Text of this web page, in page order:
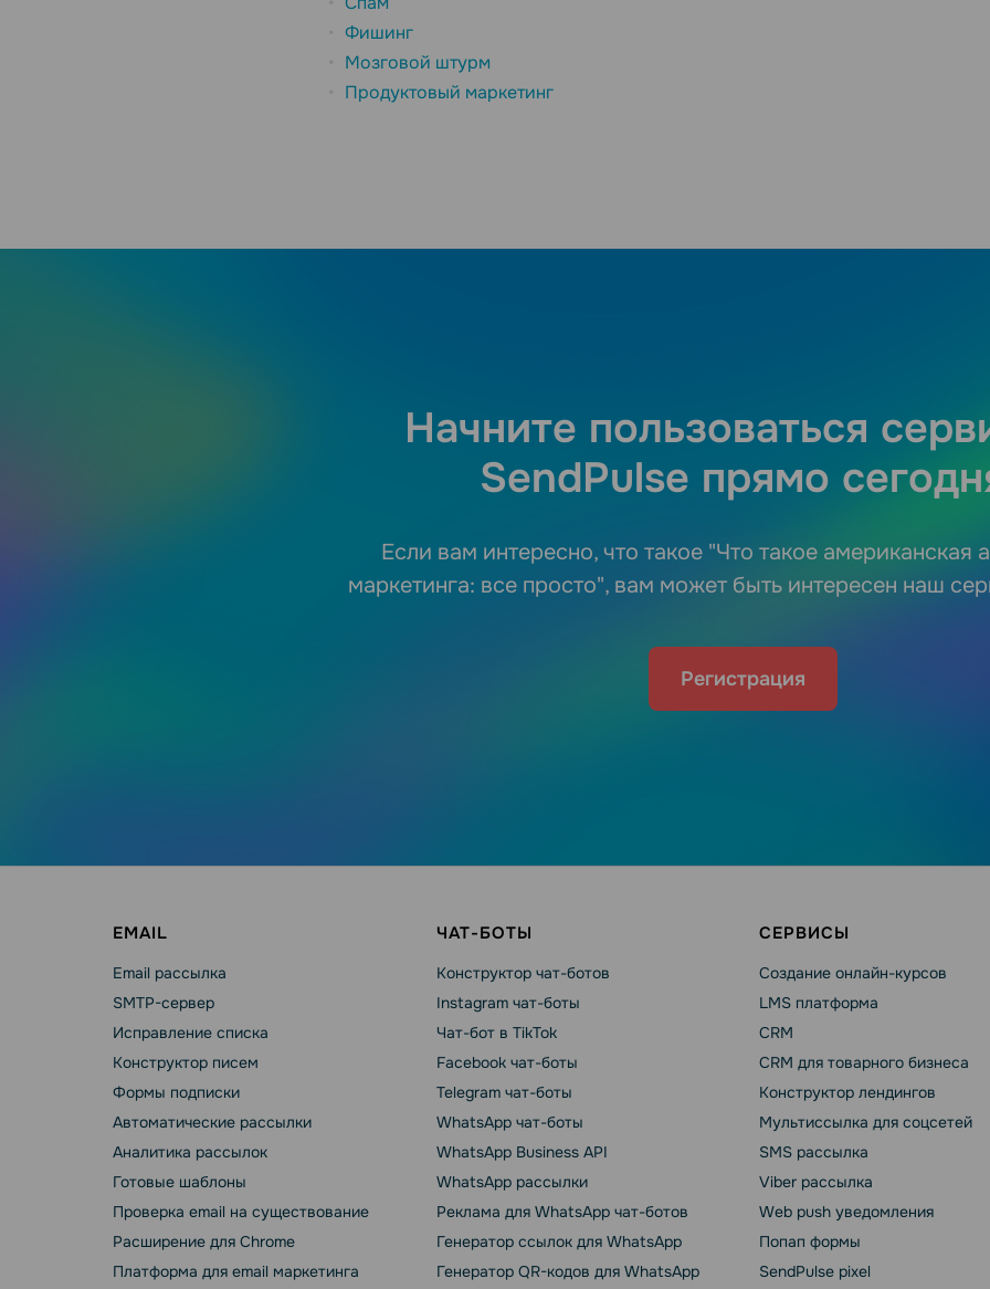
Фишинг
Мозговой штурм
Продуктовый маркетинг
Начните пользоваться
SendPulse прямо
Если вам интересно, что такое "Что такое американская
маркетинга: все просто", вам может быть интересен наш
Регистрация
EMAIL
Email рассылка
SMTP-сервер
Исправление списка
Конструктор писем
Формы подписки
Автоматические рассылки
Аналитика рассылок
Готовые шаблоны
Проверка email на существование
Расширение для Chrome
Платформа для email маркетинга
ЧАТ-БОТЫ
Конструктор чат-ботов
Instagram чат-боты
Чат-бот в TikTok
Facebook чат-боты
Telegram чат-боты
WhatsApp чат-боты
WhatsApp Business API
WhatsApp рассылки
Реклама для WhatsApp чат-ботов
Генератор ссылок для WhatsApp
Генератор QR-кодов для WhatsApp
СЕРВИСЫ
Создание онлайн-курсов
LMS платформа
CRM
CRM для товарного бизнеса
Конструктор лендингов
Мультиссылка для соцсетей
SMS рассылка
Viber рассылка
Web push уведомления
Попап формы
SendPulse pixel